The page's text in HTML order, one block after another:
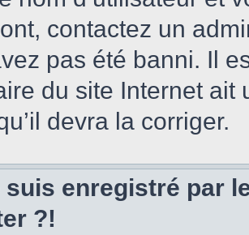
contactez un
pas été banni. Il
du site Internet
devra la corriger.
suis enregistré par
?!